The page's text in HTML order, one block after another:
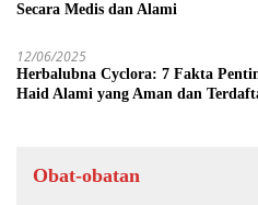
Secara Medis dan Alami
12/06/2025
Herbalubna Cyclora: 7 Fakta
Haid Alami yang Aman dan
Obat-obatan